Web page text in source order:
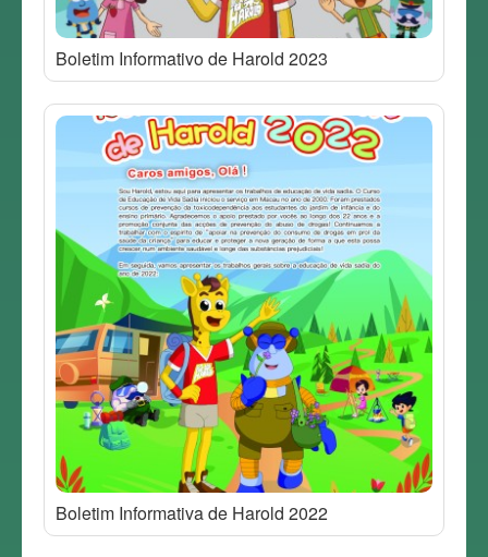
Boletim Informativo de Harold 2023
Boletim Informativa de Harold 2022